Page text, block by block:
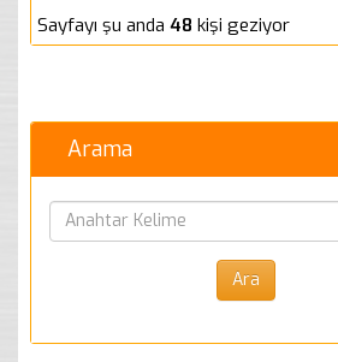
Sayfayı şu anda 48 kişi geziyor
Arama